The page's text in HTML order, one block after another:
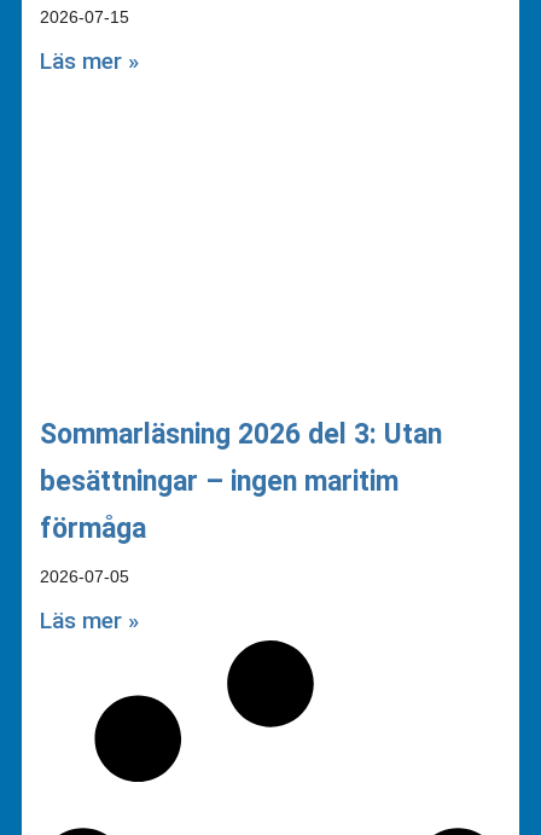
2026-07-15
Läs mer »
Sommarläsning 2026 del 3: Utan
besättningar – ingen maritim
förmåga
2026-07-05
Läs mer »